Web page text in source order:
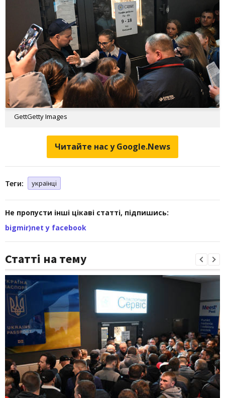
GettGetty Images
Читайте нас у Google.News
Теги: українці
Не пропусти інші цікаві статті, підпишись:
bigmir)net у facebook
Статті на тему